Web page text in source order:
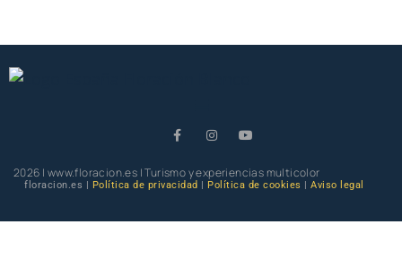
2026 | www.floracion.es | Turismo y experiencias multicolor
floracion.es | Política de privacidad Política de cookies |Aviso legal